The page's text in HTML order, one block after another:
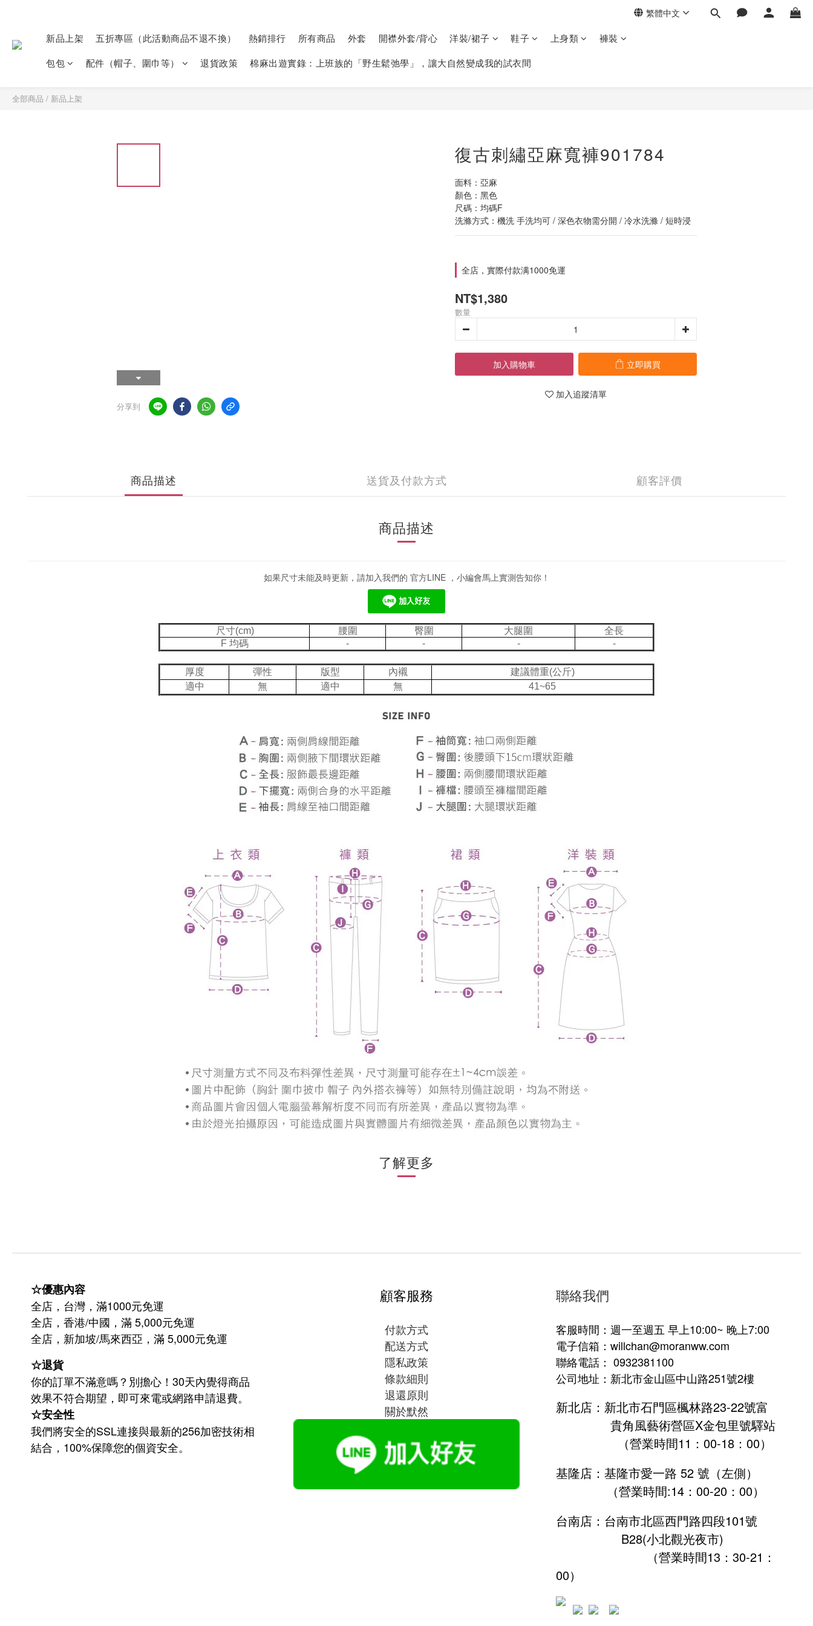
繁體中文
新品上架 五折專區（此活動商品不退不換） 熱銷排行 所有商品 外套 開襟外套/背心 洋裝/裙子 鞋子 上身類
褲裝
包包
配件（帽子、圍巾等） 退貨政策 棉麻出遊實錄：上班族的「野生鬆弛學」，讓大自然變成我的試衣間
全部商品 / 新品上架
分享到
復古刺繡亞麻寬褲901784
面料：亞麻
顏色：黑色
尺碼：均碼F
洗滌方式：機洗 手洗均可 / 深色衣物需分開 / 冷水洗滌 / 短時浸
全店，實際付款满1000免運
NT$1,380
數量
加入購物車 立即購買
加入追蹤清單
商品描述 送貨及付款方式 顧客評價
商品描述
如果尺寸未能及時更新，請加入我們的 官方LINE ，小編會馬上實測告知你！
尺寸(cm) 腰圍 臀圍 大腿圍
全長
F 均碼
- - - -
厚度 彈性 版型 內襯
建議體重(公斤)
適中
無 適中 無 41~65
了解更多
☆優惠內容
全店，台灣，滿1000元免運
全店，香港/中國，滿 5,000元免運
全店，新加坡/馬來西亞，滿 5,000元免運
☆退貨
你的訂單不滿意嗎？別擔心！30天內覺得商品
效果不符合期望，即可來電或網路申請退費。
☆安全性
我們將安全的SSL連接與最新的256加密技術相
結合，100%保障您的個資安全。
顧客服務
付款方式
配送方式
隱私政策
條款細則
退還原則
關於默然
聯絡我們
客服時間：週一至週五 早上10:00~ 晚上7:00
電子信箱：willchan@moranww.com
聯絡電話： 0932381100
公司地址：新北市金山區中山路251號2樓
新北店：新北市石門區楓林路23-22號富
貴角風藝術營區X金包里號驛站
（營業時間11：00-18：00）
基隆店：基隆市愛一路 52 號（左側）
（營業時間:14：00-20：00）
台南店：台南市北區西門路四段101號
B28(小北觀光夜市)
（營業時間13：30-21：
00）